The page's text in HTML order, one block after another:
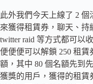
此外我們今天上線了 2
來獲得租賃券，聊天、
twitter raid 等方式都可以
便便便可以解鎖 250 租賃
額，其中 80 個名額先到
獲獎的用戶，獲得的租賃